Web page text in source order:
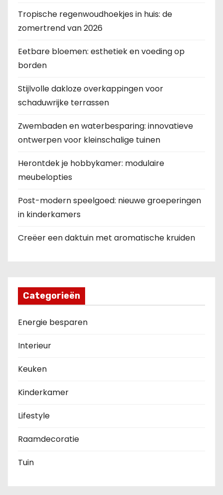
Tropische regenwoudhoekjes in huis: de
zomertrend van 2026
Eetbare bloemen: esthetiek en voeding op
borden
Stijlvolle dakloze overkappingen voor
schaduwrijke terrassen
Zwembaden en waterbesparing: innovatieve
ontwerpen voor kleinschalige tuinen
Herontdek je hobbykamer: modulaire
meubelopties
Post-modern speelgoed: nieuwe groeperingen
in kinderkamers
Creëer een daktuin met aromatische kruiden
Categorieën
Energie besparen
Interieur
Keuken
Kinderkamer
Lifestyle
Raamdecoratie
Tuin